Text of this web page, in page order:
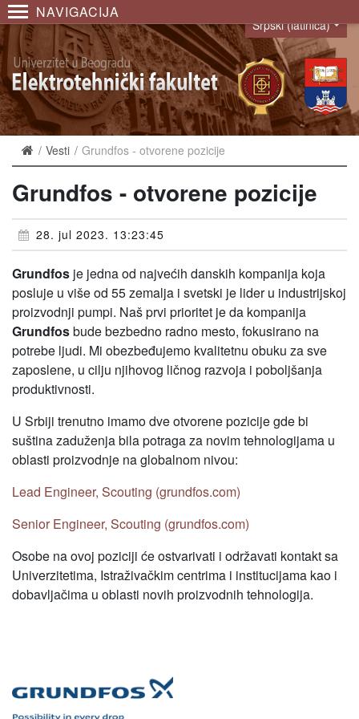
NAVIGACIJA
Language
Srpski (latinica)
Vesti Grundfos - otvorene pozicije
Grundfos - otvorene pozicije
28. jul 2023. 13:23:45
Grundfos je jedna od najvećih danskih kompanija koja
posluje u više od 55 zemalja i svetski je lider u industrijskoj
proizvodnji pumpi. Naš prvi prioritet je da kompanija
Grundfosbude bezbedno radno mesto, fokusirano na
potrebe ljudi. Mi obezbeđujemo kvalitetnu obuku za sve
zaposlene, u cilju njihovog ličnog razvoja i poboljšanja
produktivnosti.
U Srbiji trenutno imamo dve otvorene pozicije gde bi
suština zaduženja bila potraga za novim tehnologijama u
oblasti proizvodnje na globalnom nivou:
Lead Engineer, Scouting (grundfos.com)
Senior Engineer, Scouting (grundfos.com)
Osobe na ovoj poziciji će ostvarivati i održavati kontakt sa
Univerzitetima, Istraživačkim centrima i institucijama kao i
dobavljačima u oblasti novih proizvodnih tehnologija.